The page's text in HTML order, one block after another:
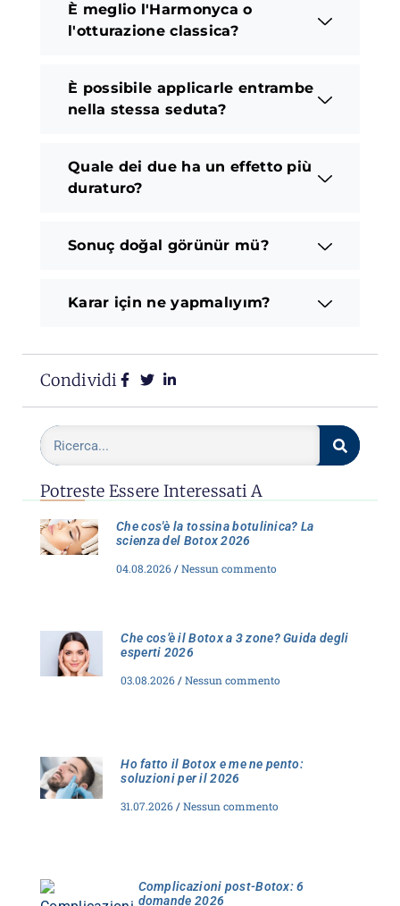
È meglio l'Harmonyca o
l'otturazione classica?
È possibile applicarle entrambe
nella stessa seduta?
Quale dei due ha un effetto più
duraturo?
Sonuç doğal görünür mü?
Karar için ne yapmalıyım?
Condividi
Potreste Essere Interessati A
Che cos'è la tossina botulinica? La
scienza del Botox 2026
04.08.2026 Nessun commento
Che cos’è il Botox a 3 zone? Guida degli
esperti 2026
03.08.2026 Nessun commento
Ho fatto il Botox e me ne pento:
soluzioni per il 2026
31.07.2026 Nessun commento
Complicazioni post-Botox: 6
domande 2026